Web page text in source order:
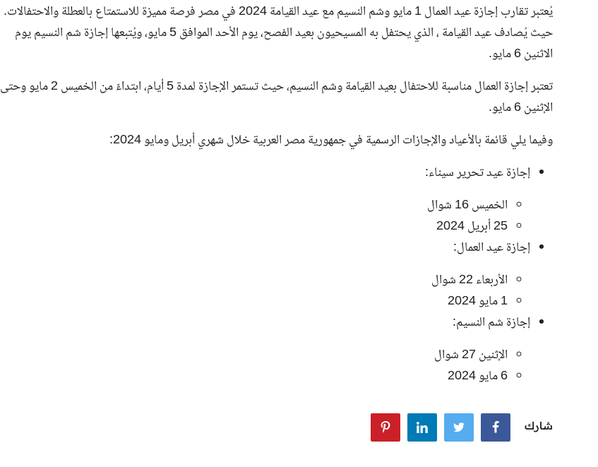
يُعتبر تقارب إجازة عيد العمال 1 مايو وشم النسيم مع عيد القيامة 2024 في مصر فرصة مميزة للاستمتاع بالعطلة والاحتفالات.
حيث يُصادف عيد القيامة ، الذي يحتفل به المسيحيون بعيد الفصح، يوم الأحد الموافق 5 مايو، ويُتبعها إجازة شم النسيم يوم
الاثنين 6 مايو.
تعتبر إجازة العمال مناسبة للاحتفال بعيد القيامة وشم النسيم، حيث تستمر الإجازة لمدة 5 أيام، ابتداءً من الخميس 2 مايو وحتى
الإثنين 6 مايو.
وفيما يلي قائمة بالأعياد والإجازات الرسمية في جمهورية مصر العربية خلال شهري أبريل ومايو 2024:
إجازة عيد تحرير سيناء:
الخميس 16 شوال
25 أبريل 2024
إجازة عيد العمال:
الأربعاء 22 شوال
1 مايو 2024
إجازة شم النسيم:
الإثنين 27 شوال
6 مايو 2024
شارك